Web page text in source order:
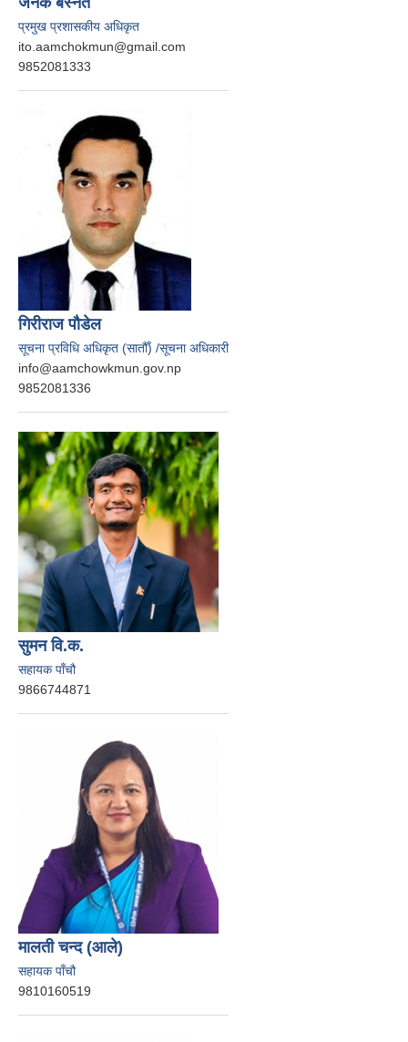
प्रमुख प्रशासकीय अधिकृत
ito.aamchokmun@gmail.com
9852081333
गिरीराज पौडेल
सूचना प्रविधि अधिकृत (सातौँ) /सूचना अधिकारी
info@aamchowkmun.gov.np
9852081336
सुमन वि.क.
सहायक पाँचौ
9866744871
मालती चन्द (आले)
सहायक पाँचौ
9810160519